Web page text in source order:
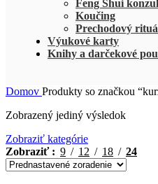
Feng Shui
Koučing
Prechodový
Výukové karty
Knihy a darčekové
Domov Produkty so značkou
Zobrazený jediný výsledok
Zobraziť kategórie
Zobraziť
9 12 18 24